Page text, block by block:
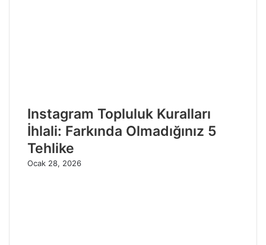
Instagram Topluluk Kuralları
İhlali: Farkında Olmadığınız 5
Tehlike
Ocak 28, 2026